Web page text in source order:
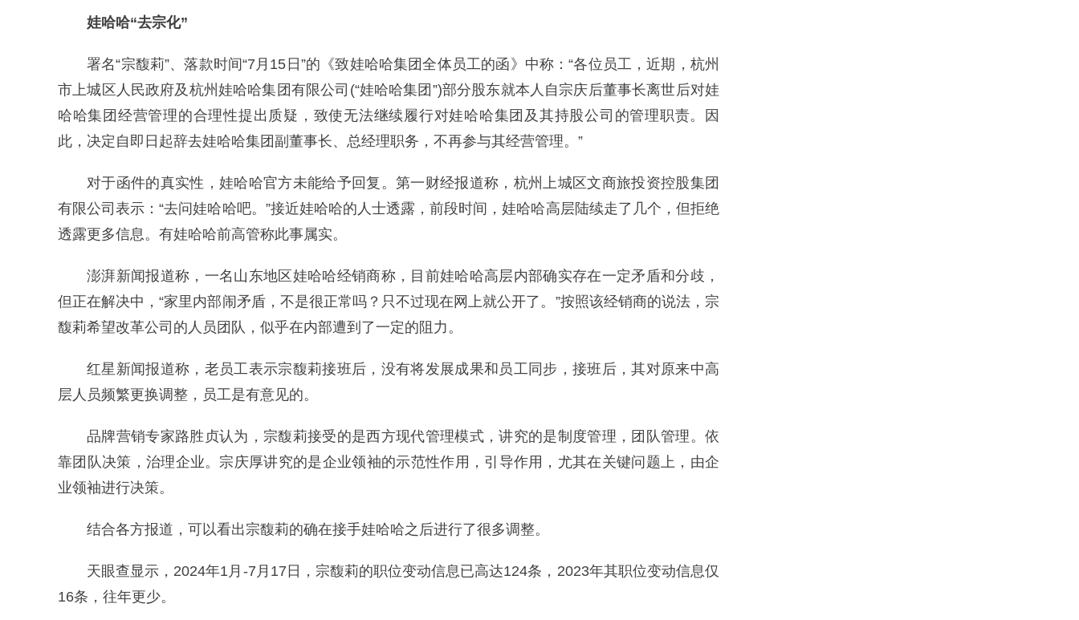
娃哈哈“去宗化”
署名“宗馥莉”、落款时间“7月15日”的《致娃哈哈集团全体员工的函》中称：“各位员工，近期，杭州
市上城区人民政府及杭州娃哈哈集团有限公司(“娃哈哈集团”)部分股东就本人自宗庆后董事长离世后对娃
哈哈集团经营管理的合理性提出质疑，致使无法继续履行对娃哈哈集团及其持股公司的管理职责。因
此，决定自即日起辞去娃哈哈集团副董事长、总经理职务，不再参与其经营管理。”
对于函件的真实性，娃哈哈官方未能给予回复。第一财经报道称，杭州上城区文商旅投资控股集团
有限公司表示：“去问娃哈哈吧。”接近娃哈哈的人士透露，前段时间，娃哈哈高层陆续走了几个，但拒绝
透露更多信息。有娃哈哈前高管称此事属实。
澎湃新闻报道称，一名山东地区娃哈哈经销商称，目前娃哈哈高层内部确实存在一定矛盾和分歧，
但正在解决中，“家里内部闹矛盾，不是很正常吗？只不过现在网上就公开了。”按照该经销商的说法，宗
馥莉希望改革公司的人员团队，似乎在内部遭到了一定的阻力。
红星新闻报道称，老员工表示宗馥莉接班后，没有将发展成果和员工同步，接班后，其对原来中高
层人员频繁更换调整，员工是有意见的。
品牌营销专家路胜贞认为，宗馥莉接受的是西方现代管理模式，讲究的是制度管理，团队管理。依
靠团队决策，治理企业。宗庆厚讲究的是企业领袖的示范性作用，引导作用，尤其在关键问题上，由企
业领袖进行决策。
结合各方报道，可以看出宗馥莉的确在接手娃哈哈之后进行了很多调整。
天眼查显示，2024年1月-7月17日，宗馥莉的职位变动信息已高达124条，2023年其职位变动信息仅
16条，往年更少。